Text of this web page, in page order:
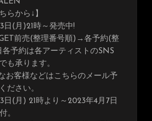
らから↓】
日(月)21時～発売中!
前売(整理番号順)→各予約(整
予約は各アーティストのSNS
も承ります。
お客様などはこちらのメール予
ださい。
日(月) 21時より～2023年4月7日
。